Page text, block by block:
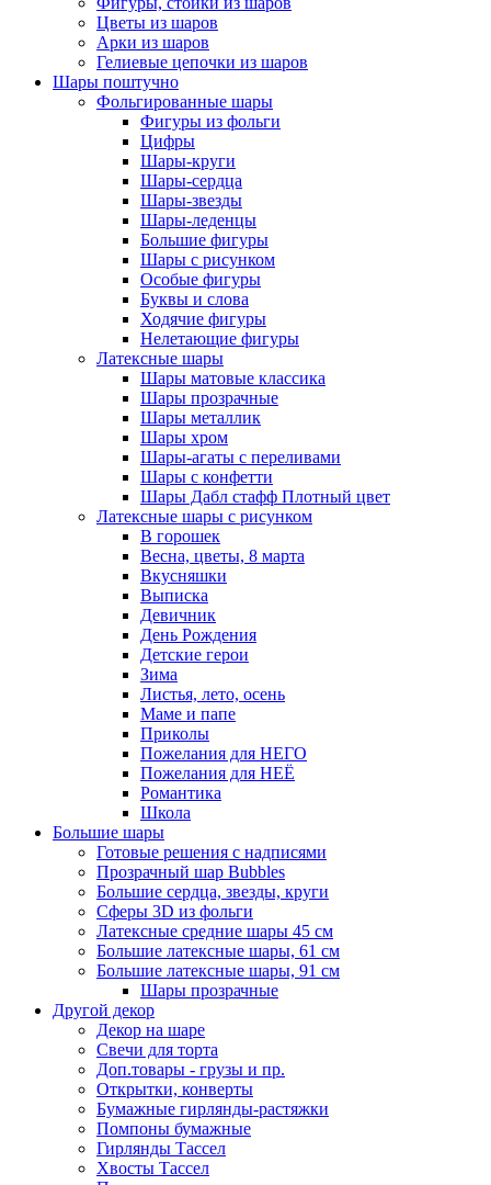
Цветы из шаров
Арки из шаров
Гелиевые цепочки из шаров
Шары поштучно
Фольгированные шары
Фигуры из фольги
Цифры
Шары-круги
Шары-сердца
Шары-звезды
Шары-леденцы
Большие фигуры
Шары с рисунком
Особые фигуры
Буквы и слова
Ходячие фигуры
Нелетающие фигуры
Латексные шары
Шары матовые классика
Шары прозрачные
Шары металлик
Шары хром
Шары-агаты с переливами
Шары с конфетти
Шары Дабл стафф Плотный цвет
Латексные шары с рисунком
В горошек
Весна, цветы, 8 марта
Вкусняшки
Выписка
Девичник
День Рождения
Детские герои
Зима
Листья, лето, осень
Маме и папе
Приколы
Пожелания для НЕГО
Пожелания для НЕЁ
Романтика
Школа
Большие шары
Готовые решения с надписями
Прозрачный шар Bubbles
Большие сердца, звезды, круги
Сферы 3D из фольги
Латексные средние шары 45 см
Большие латексные шары, 61 см
Большие латексные шары, 91 см
Шары прозрачные
Другой декор
Декор на шаре
Свечи для торта
Доп.товары - грузы и пр.
Открытки, конверты
Бумажные гирлянды-растяжки
Помпоны бумажные
Гирлянды Тассел
Хвосты Тассел